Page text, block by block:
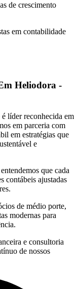
de crescimento
Heliodora -
líder reconhecida em
em parceria com
em estratégias que
e
que cada
contábeis ajustadas
de médio porte,
modernas para
e consultoria
de nossos